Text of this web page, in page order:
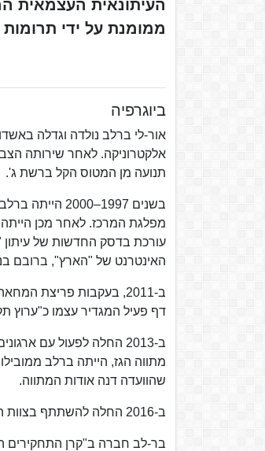
העיתונאית העצמאית
ממומנת על ידי תרומות
ביוגרפיה
אור-לי ברלב נולדה וגדלה
אלקטרוניקה. לאחר שירותה
תנועה מן המטוס הקל ברשת ג'.
מפלגת המרכז. לאחר מכן
האינטרנט של "הארץ", ברובם
ב-2011, בעקבות פריצת
דף פעיל המגדיר עצמו כ"ערוץ
מתווה הגז, הייתה ברלב
שהוועדה דנה אודות המתווה.
ב-2016 החלה להשתתף בצוות הפרשנים בתוכנית לילה כלכלי בערוץ 10, עד לירידת התוכנית בשנת 2017.
בר-לב חברה ב"קרן התחקירים